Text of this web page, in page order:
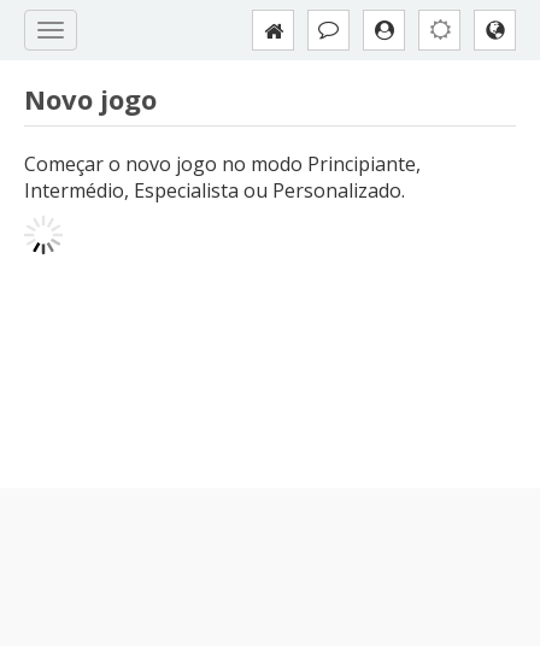
Novo jogo
Começar o novo jogo no modo Principiante,
Intermédio, Especialista ou Personalizado.